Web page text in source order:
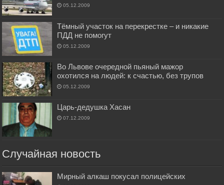
05.12.2009
Тёмный участок на перекрестке – и никакие
ПДД не помогут
05.12.2009
Во Львове очередной пьяный мажор
охотился на людей: к счастью, без трупов
05.12.2009
Царь-дедушка Хасан
07.12.2009
Случайная новость
Мирный алкаш покусал полицейских